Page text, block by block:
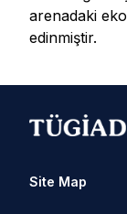
arenadaki
edinmiştir.
Site Map